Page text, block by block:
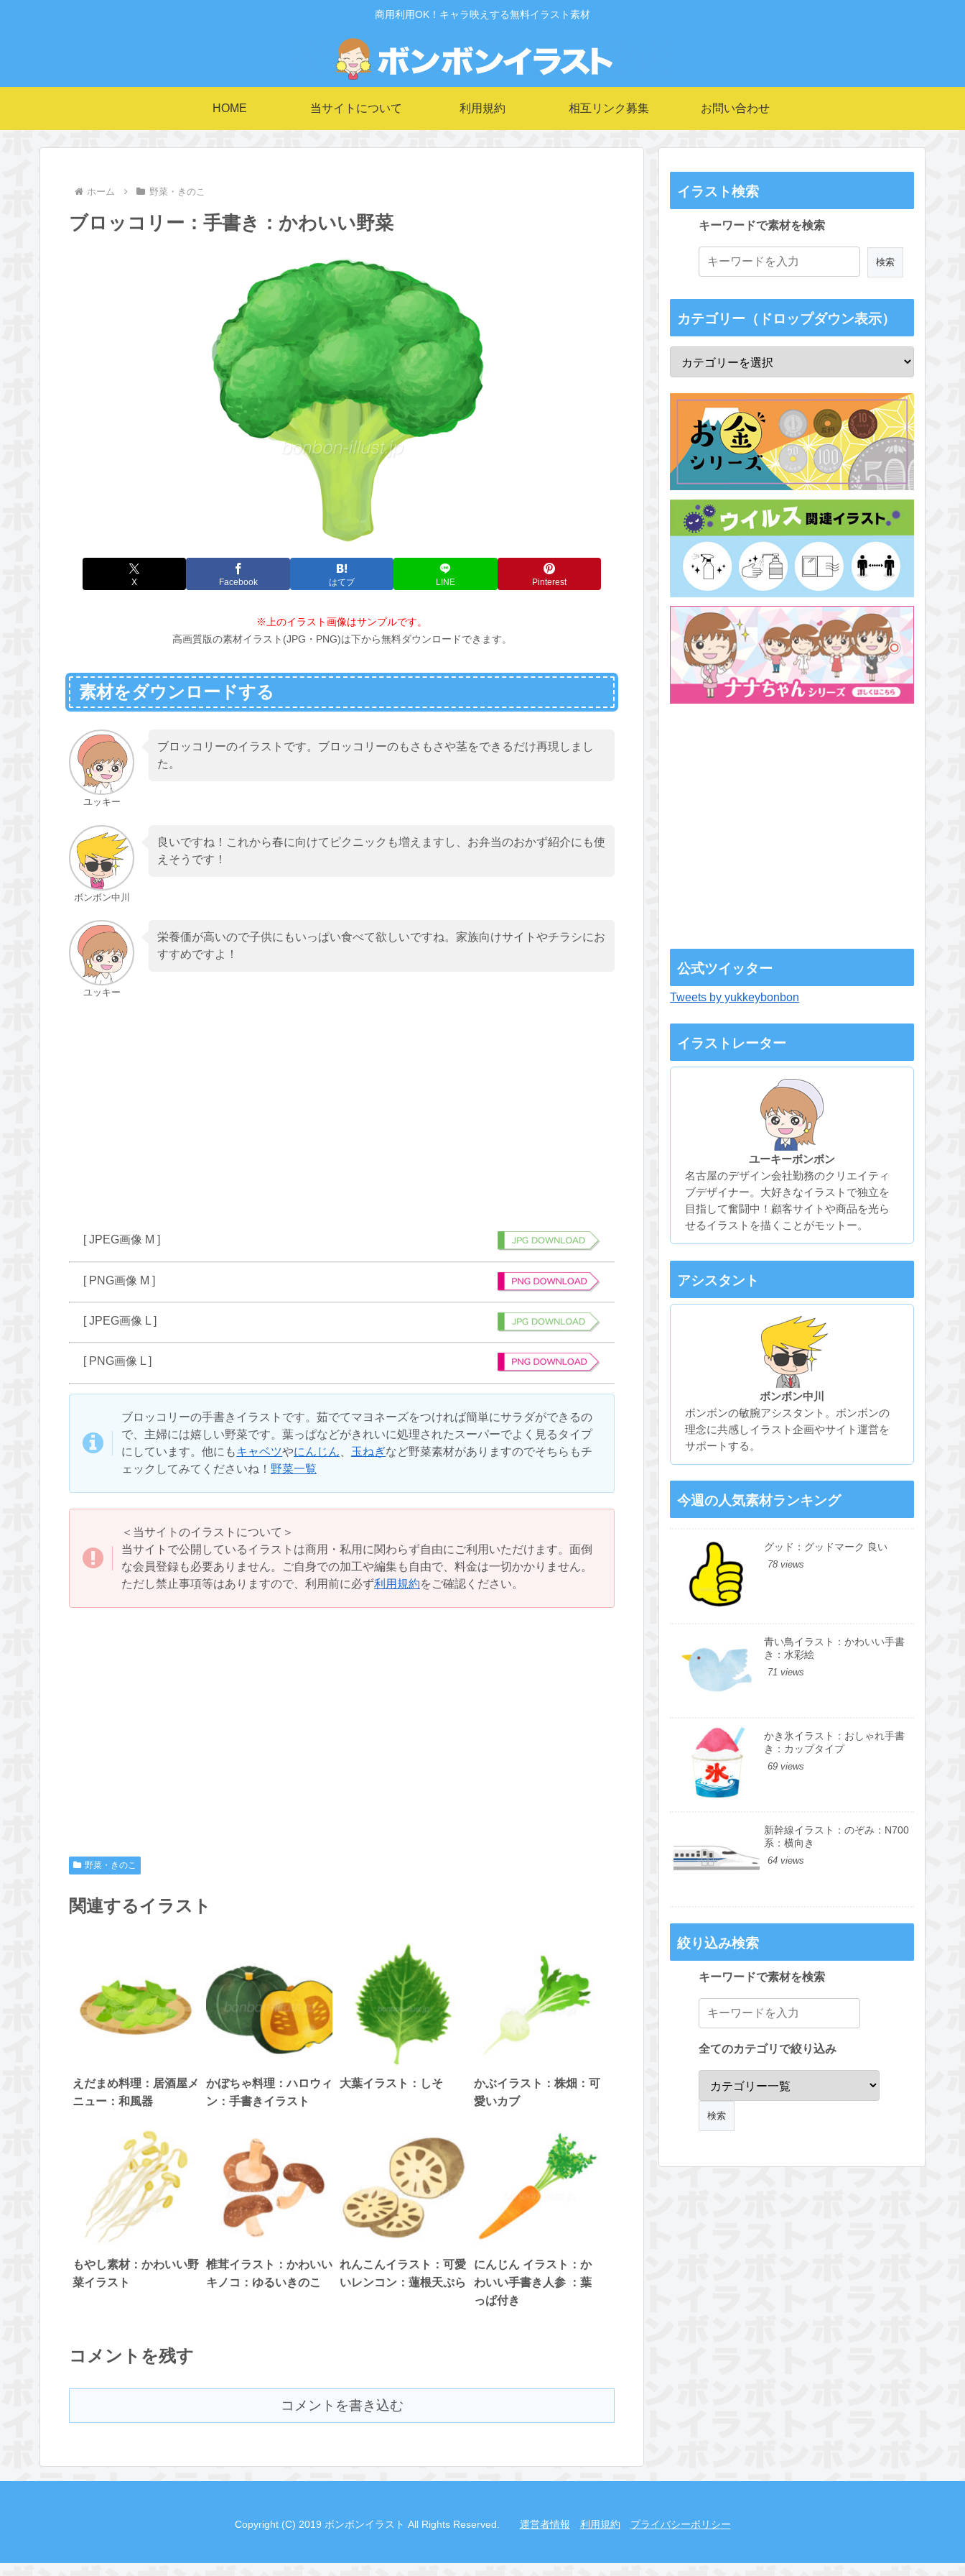
商用利用OK！キャラ映えする無料イラスト素材
HOME 当サイトについて 利用規約 相互リンク募集 お問い合わせ
ホーム 野菜・きのこ
ブロッコリー：手書き：かわいい野菜
X Facebook はてブ LINE Pinterest
※上のイラスト画像はサンプルです。
高画質版の素材イラスト(JPG・PNG)は下から無料ダウンロードできます。
素材をダウンロードする
ユッキー
ブロッコリーのイラストです。ブロッコリーのもさもさや茎をできるだけ再現しまし
た。
ボンボン中川
良いですね！これから春に向けてピクニックも増えますし、お弁当のおかず紹介にも使
えそうです！
ユッキー
栄養価が高いので子供にもいっぱい食べて欲しいですね。家族向けサイトやチラシにお
すすめですよ！
[ JPEG画像 M ]
[ PNG画像 M ]
[ JPEG画像 L ]
[ PNG画像 L ]
ブロッコリーの手書きイラストです。茹でてマヨネーズをつければ簡単にサラダができるの
で、主婦には嬉しい野菜です。葉っぱなどがきれいに処理されたスーパーでよく見るタイプ
にしています。他にもキャベツやにんじん 玉ねぎなど野菜素材がありますのでそちらもチ
ェックしてみてくださいね！ 野菜一覧
＜当サイトのイラストについて＞
当サイトで公開しているイラストは商用・私用に関わらず自由にご利用いただけます。面倒
な会員登録も必要ありません。ご自身での加工や編集も自由で、料金は一切かかりません。
ただし禁止事項等はありますので、利用前に必ず利用規約をご確認ください。
野菜・きのこ
関連するイラスト
えだまめ料理：居酒屋メ
ニュー：和風器
かぼちゃ料理：ハロウィ
ン：手書きイラスト
大葉イラスト：しそ
かぶイラスト：株畑：可
愛いカブ
もやし素材：かわいい野
菜イラスト
椎茸イラスト：かわいい
キノコ：ゆるいきのこ
れんこんイラスト：可愛
いレンコン：蓮根天ぷら
にんじん イラスト：か
わいい手書き人参 ：葉
っぱ付き
コメントを残す
コメントを書き込む
イラスト検索
キーワードで素材を検索
カテゴリー（ドロップダウン表示）
公式ツイッター
Tweets by yukkeybonbon
イラストレーター
ユーキーボンボン
名古屋のデザイン会社勤務のクリエイティ
ブデザイナー。大好きなイラストで独立を
目指して奮闘中！顧客サイトや商品を光ら
せるイラストを描くことがモットー。
アシスタント
ボンボン中川
ボンボンの敏腕アシスタント。ボンボンの
理念に共感しイラスト企画やサイト運営を
サポートする。
今週の人気素材ランキング
グッド：グッドマーク 良い
78 views
青い鳥イラスト：かわいい手書
き：水彩絵
71 views
かき氷イラスト：おしゃれ手書
き：カップタイプ
69 views
新幹線イラスト：のぞみ：N700
系：横向き
64 views
絞り込み検索
キーワードで素材を検索
全てのカテゴリで絞り込み
Copyright (C) 2019 ボンボンイラスト All Rights Reserved. 運営者情報 利用規約 プライバシーポリシー